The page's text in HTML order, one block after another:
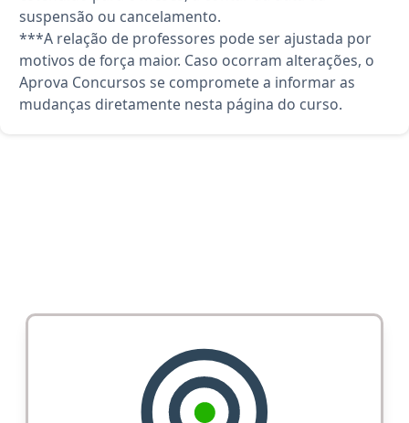
suspensão ou cancelamento.
***A relação de professores pode ser ajustada por
motivos de força maior. Caso ocorram alterações, o
Aprova Concursos se compromete a informar as
mudanças diretamente nesta página do curso.